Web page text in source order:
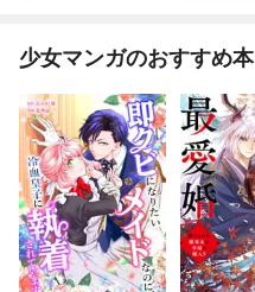
少女マンガのおすすめ本